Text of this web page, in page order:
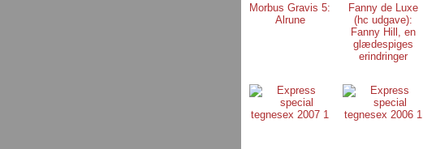
Morbus Gravis 5:
Alrune
Fanny de Luxe
(hc udgave):
Fanny Hill, en
glædespiges
erindringer